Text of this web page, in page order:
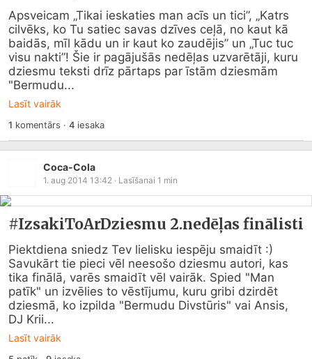
Apsveicam „Tikai ieskaties man acīs un tici”, „Katrs
cilvēks, ko Tu satiec savas dzīves ceļā, no kaut kā
baidās, mīl kādu un ir kaut ko zaudējis” un „Tuc tuc
visu nakti”! Šie ir pagājušās nedēļas uzvarētāji, kuru
dziesmu teksti drīz pārtaps par īstām dziesmām
"Bermudu...
Lasīt vairāk
1 komentārs · 4 iesaka
Coca-Cola
1. aug 2014 13:42 · Lasīšanai 1 min
#IzsakiToArDziesmu 2.nedēļas finālisti
Piektdiena sniedz Tev lielisku iespēju smaidīt :)
Savukārt tie pieci vēl neesošo dziesmu autori, kas
tika finālā, varēs smaidīt vēl vairāk. Spied "Man
patīk" un izvēlies to vēstījumu, kuru gribi dzirdēt
dziesmā, ko izpilda "Bermudu Divstūris" vai Ansis,
DJ Krii...
Lasīt vairāk